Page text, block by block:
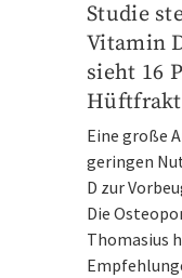
Studie
Vitamin
sieht 16
Eine große
geringen
D zur
Die
Thomasius